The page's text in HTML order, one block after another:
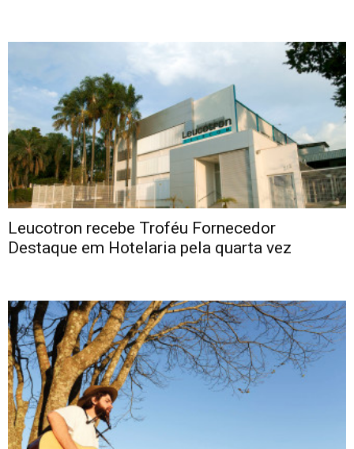
Leucotron recebe Troféu Fornecedor
Destaque em Hotelaria pela quarta vez